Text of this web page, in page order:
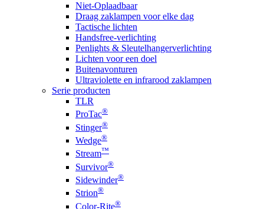
Niet-Oplaadbaar
Draag zaklampen voor elke dag
Tactische lichten
Handsfree-verlichting
Penlights & Sleutelhangerverlichting
Lichten voor een doel
Buitenavonturen
Ultraviolette en infrarood zaklampen
Serie producten
TLR
ProTac®
Stinger®
Wedge®
Stream™
Survivor®
Sidewinder®
Strion®
Color-Rite®